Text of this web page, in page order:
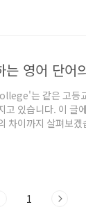
는 같은 고등
고 있습니다. 이 글
차이까지 살펴보
와 College의
1